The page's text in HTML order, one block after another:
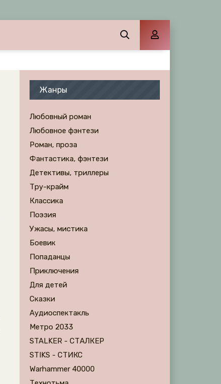
Жанры
Любовный роман
Любовное фэнтези
Роман, проза
Фантастика, фэнтези
Детективы, триллеры
Тру-крайм
Классика
Поэзия
Ужасы, мистика
Боевик
Попаданцы
Приключения
Для детей
Сказки
Аудиоспектакль
Метро 2033
STALKER - СТАЛКЕР
STIKS - СТИКС
Warhammer 40000